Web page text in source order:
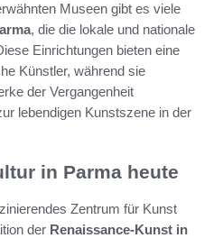
Museen gibt es viele
, die die lokale und nationale
Einrichtungen bieten eine
Künstler, während sie
der Vergangenheit
lebendigen Kunstszene in der
in Parma heute
Zentrum für Kunst
der Renaissance-Kunst in